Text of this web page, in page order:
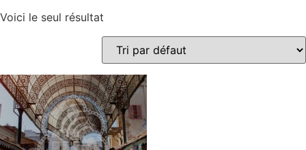
Voici le seul résultat